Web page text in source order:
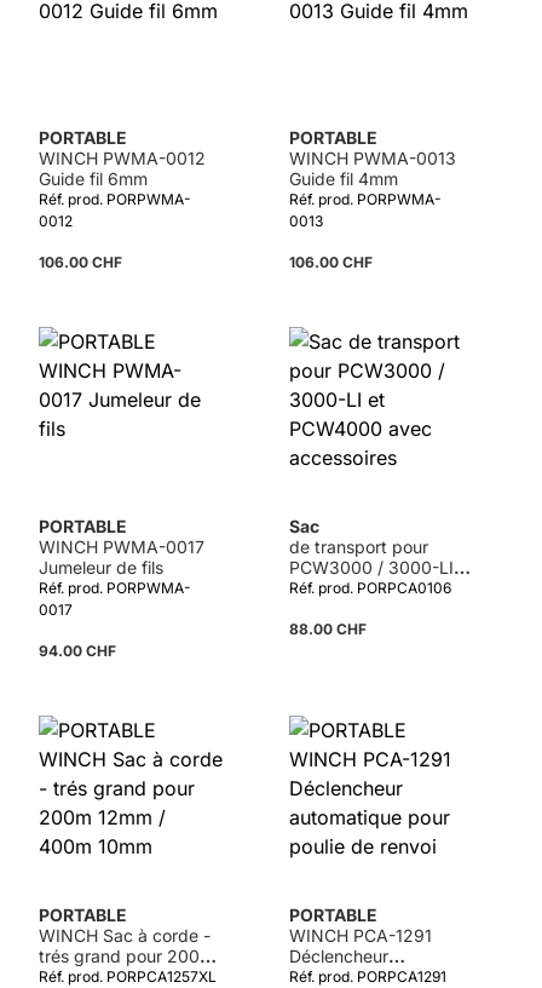
PORTABLE
WINCH PWMA-0012
Guide fil 6mm
Réf. prod. PORPWMA-
0012
106.00 CHF
PORTABLE
WINCH PWMA-0013
Guide fil 4mm
Réf. prod. PORPWMA-
0013
106.00 CHF
PORTABLE
WINCH PWMA-0017
Jumeleur de fils
Réf. prod. PORPWMA-
0017
94.00 CHF
Sac
de transport pour
PCW3000 / 3000-LI
et PCW4000 avec
Réf. prod. PORPCA0106
88.00 CHF
PORTABLE
WINCH Sac à corde -
trés grand pour 200m
12mm / 400m 10mm
Réf. prod. PORPCA1257XL
PORTABLE
WINCH PCA-1291
Déclencheur
automatique pour
Réf. prod. PORPCA1291